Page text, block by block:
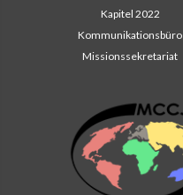
Kapitel 2022
Kommunikationsbüro
Missionssekretariat